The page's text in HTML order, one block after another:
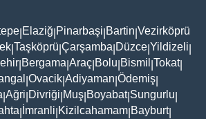
Elaziğ Pinarbaşi Bartin Vezirköprü
Taşköprü Çarşamba Düzce Yildizeli
Bergama Araç Bolu Bismil Tokat|
Ovacik Adiyaman Ödemiş
Ağri Divriği Muş Boyabat| Sungurlu
İmranli Kizilcahamam Bayburt|